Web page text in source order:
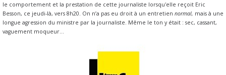
le comportement et la prestation de cette journaliste lorsqu'elle reçoit Eric
Besson, ce jeudi-là, vers 8h20. On n’a pas eu droit à un entretien normal, mais à une
longue agression du ministre par la journaliste. Même le ton y était : sec, cassant,
vaguement moqueur…